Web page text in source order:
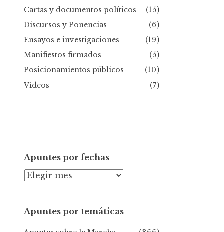
p
f
e
c
a
Cartas y documentos políticos
(15)
Discursos y Ponencias
(6)
Ensayos e investigaciones
(19)
Manifiestos firmados
(5)
Posicionamientos públicos
(10)
Videos
(7)
Apuntes por fechas
A
n
Apuntes por temáticas